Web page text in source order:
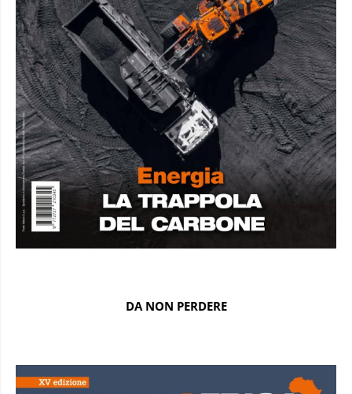
DA NON PERDERE